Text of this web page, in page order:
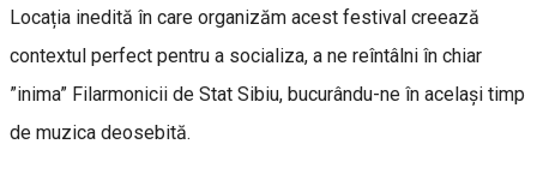
Locația inedită în care organizăm acest festival creează
contextul perfect pentru a socializa, a ne reîntâlni în chiar
”inima” Filarmonicii de Stat Sibiu, bucurându-ne în același timp
de muzica deosebită.